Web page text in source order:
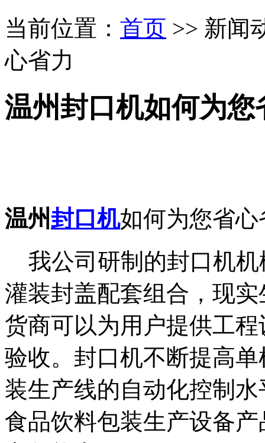
当前位置： 首页 >> 新闻
心省力
温州封口机如何为您
温州封口机如何为您
我公司研制的封口机机
灌装封盖配套组合，现
货商可以为用户提供工
验收。封口机不断提高
装生产线的自动化控制
食品饮料包装生产设备